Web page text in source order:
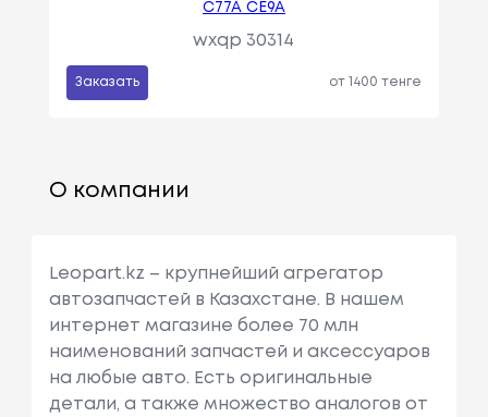
C77A CE9A
wxqp 30314
Заказать от 1400 тенге
О компании
Leopart.kz – крупнейший агрегатор
автозапчастей в Казахстане. В нашем
интернет магазине более 70 млн
наименований запчастей и аксессуаров
на любые авто. Есть оригинальные
детали, а также множество аналогов от